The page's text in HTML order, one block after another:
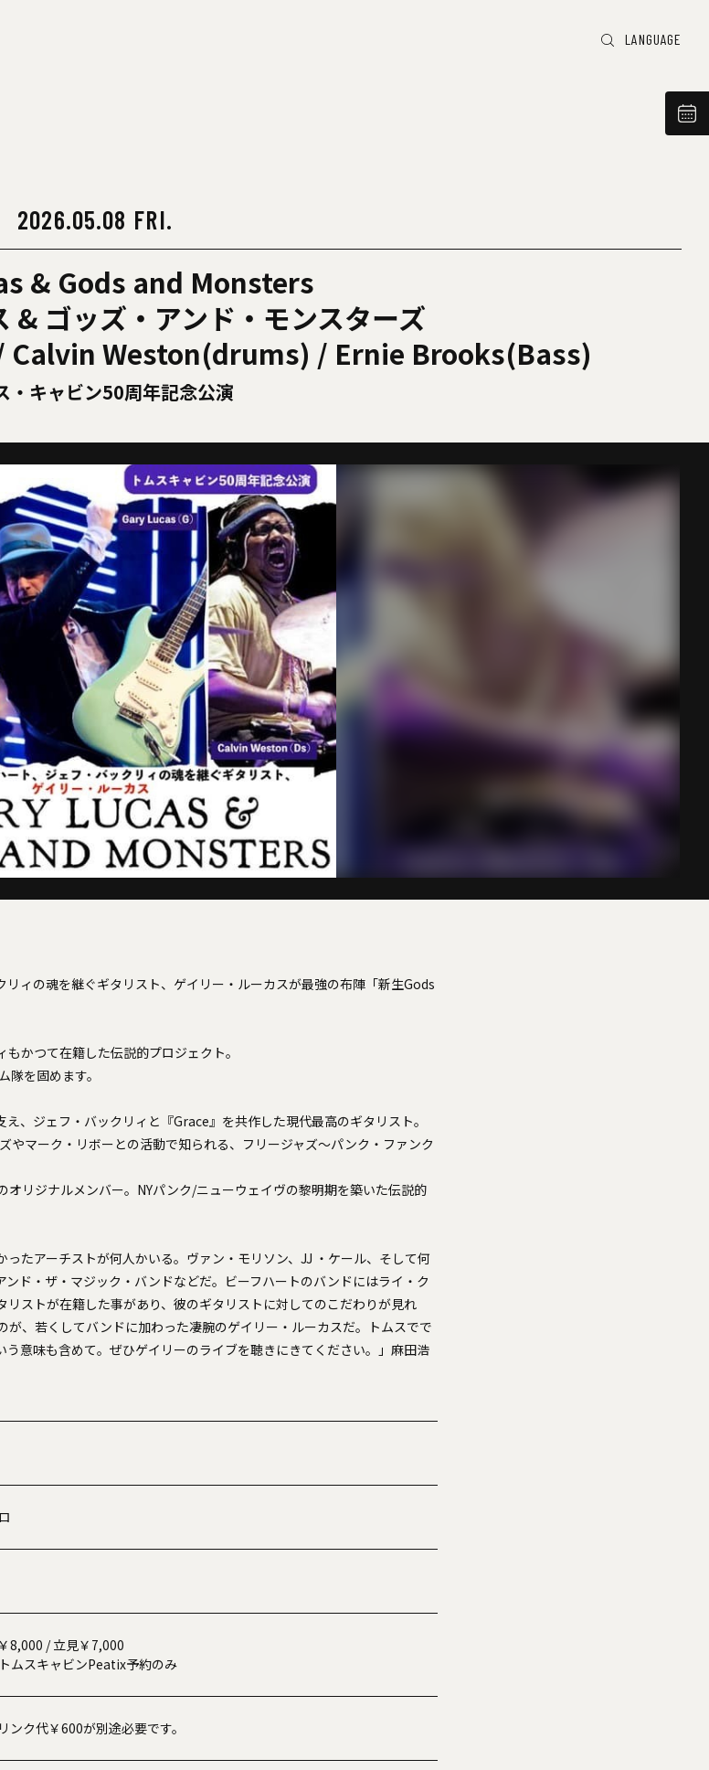
LANGUAGE
2026.05.08 FRI.
& Gods and Monsters
& ゴッズ・アンド・モンスターズ
Weston(drums) / Ernie Brooks(Bass)
・キャビン50周年記念公演
ィの魂を継ぐギタリスト、ゲイリー・ルーカスが最強の布陣「新生Gods
かつて在籍した伝説的プロジェクト。
を固めます。
、ジェフ・バックリィと『Grace』を共作した現代最高のギタリスト。
やマーク・リボーとの活動で知られる、フリージャズ〜パンク・ファンク
リジナルメンバー。NYパンク/ニューウェイヴの黎明期を築いた伝説的
ったアーチストが何人かいる。ヴァン・モリソン、JJ ・ケール、そして何
ド・ザ・マジック・バンドなどだ。ビーフハートのバンドにはライ・ク
ストが在籍した事があり、彼のギタリストに対してのこだわりが見れ
が、若くしてバンドに加わった凄腕のゲイリー・ルーカスだ。トムスでで
意味も含めて。ぜひゲイリーのライブを聴きにきてください。」麻田浩
8,000 / 立見￥7,000
ムスキャビンPeatix予約のみ
ク代￥600が別途必要です。